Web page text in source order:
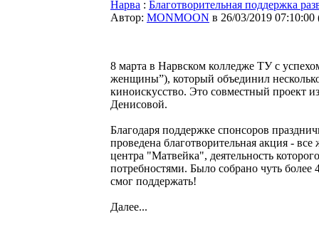
Нарва : Благотворительная поддержка
Автор: MONMOON в 26/03/2019 07:10:00
8 марта в Нарвском колледже ТУ с
женщины”), который объединил
киноискусство. Это совместный проект
Денисовой.
Благодаря поддержке спонсоров
проведена благотворительная акция -
центра "Матвейка", деятельность
потребностями. Было собрано чуть более
смог поддержать!
Далее...